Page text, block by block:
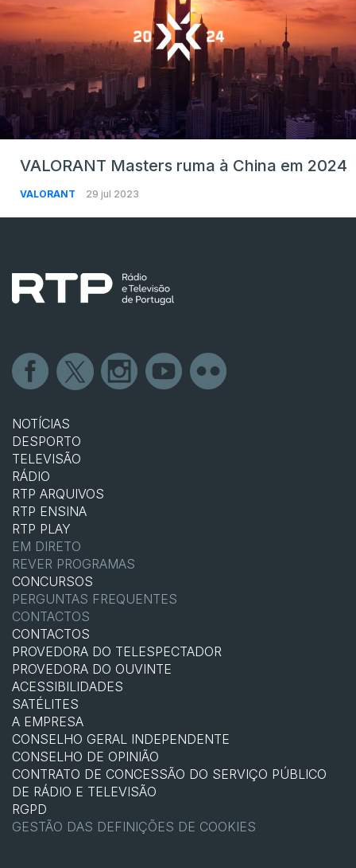
VALORANT Masters ruma à China em 2024
VALORANT 29 jul 2023
NOTÍCIAS
DESPORTO
TELEVISÃO
RÁDIO
RTP ARQUIVOS
RTP ENSINA
RTP PLAY
EM DIRETO
REVER PROGRAMAS
CONCURSOS
PERGUNTAS FREQUENTES
CONTACTOS
CONTACTOS
PROVEDORA DO TELESPECTADOR
PROVEDORA DO OUVINTE
ACESSIBILIDADES
SATÉLITES
A EMPRESA
CONSELHO GERAL INDEPENDENTE
CONSELHO DE OPINIÃO
CONTRATO DE CONCESSÃO DO SERVIÇO PÚBLICO
DE RÁDIO E TELEVISÃO
RGPD
GESTÃO DAS DEFINIÇÕES DE COOKIES